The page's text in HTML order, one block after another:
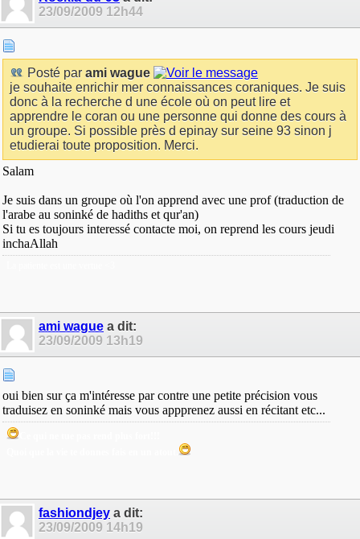
23/09/2009 12h44
Posté par ami wague
je souhaite enrichir mer connaissances coraniques. Je suis
donc à la recherche d une école où on peut lire et
apprendre le coran ou une personne qui donne des cours à
un groupe. Si possible près d epinay sur seine 93 sinon j
etudierai toute proposition. Merci.
Salam
Je suis dans un groupe où l'on apprend avec une prof (traduction de
l'arabe au soninké de hadiths et qur'an)
Si tu es toujours interessé contacte moi, on reprend les cours jeudi
inchaAllah
ami wague a dit:
23/09/2009 13h19
oui bien sur ça m'intéresse par contre une petite précision vous
traduisez en soninké mais vous appprenez aussi en récitant etc...
fashiondjey a dit:
23/09/2009 14h19